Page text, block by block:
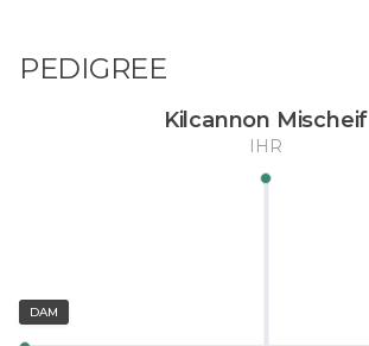
PEDIGREE
Kilcannon Mischeif
IHR
DAM